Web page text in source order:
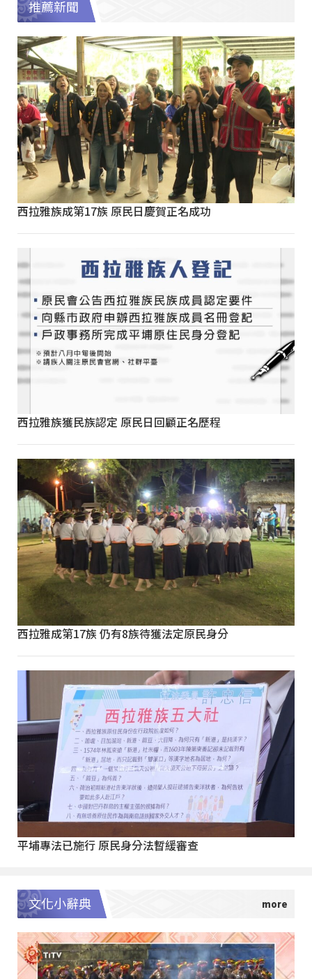
推薦新聞
西拉雅族成第17族 原民日慶賀正名成功
西拉雅族獲民族認定 原民日回顧正名歷程
西拉雅成第17族 仍有8族待獲法定原民身分
平埔專法已施行 原民身分法暫緩審查
文化小辭典